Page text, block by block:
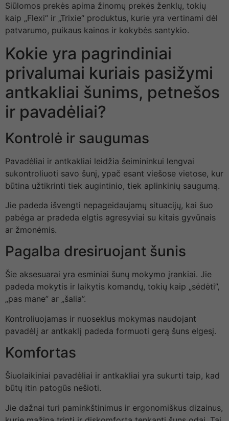
Siūlomos prekės apima žinomų prekės ženklų, tokių
kaip „Flexi“ ir „Trixie“ produktus, kurie yra vertinami dėl
patvarumo, puikaus kainos ir kokybės santykio.
Kokie yra pagrindiniai
privalumai kuriais pasižymi
antkakliai šunims, petnešos
ir pavadėliai?
Kontrolė ir saugumas
Pavadėliai ir antkakliai leidžia šeimininkui lengvai
sukontroliuoti savo šunį, ypač esant viešose vietose, kur
būtina užtikrinti tiek augintinio, tiek aplinkinių saugumą.
Jie padeda išvengti nepageidaujamų situacijų, kai šuo
pabėga ar pradeda elgtis agresyviai su kitais gyvūnais
ar žmonėmis.
Pagalba dresiruojant šunis
Šie aksesuarai yra esminiai šunų mokymo įrankiai. Jie
padeda mokytis ir laikytis komandų, tokių kaip „sėdėti”,
„pas mane” ar „šalia”.
Kontroliuojamas ir nuoseklus mokymas naudojant
pavadėlį ar antkaklį padeda formuoti gerą šuns elgesį.
Komfortas
Šiuolaikiniai pavadėliai ir antkakliai yra sukurti taip, kad
būtų itin patogūs nešioti.
Jie dažnai turi paminkštinimus ir ergonomiškus dizainus,